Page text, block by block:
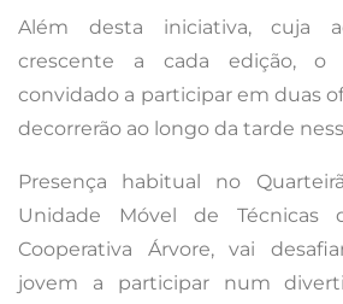
Além desta iniciativa, cuja
crescente a cada edição, o
convidado a participar em duas
decorrerão ao longo da tarde
Presença habitual no
Unidade Móvel de Técnicas
Cooperativa Árvore, vai
jovem a participar num